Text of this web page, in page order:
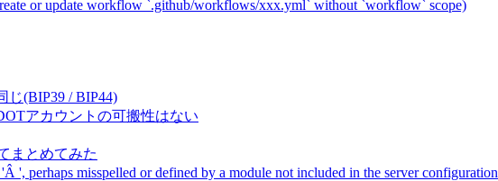
or update workflow `.github/workflows/xxx.yml` without `workflow` scope)
じ(BIP39 / BIP44)
アカウントの可搬性はない
まとめてみた
perhaps misspelled or defined by a module not included in the server configuration